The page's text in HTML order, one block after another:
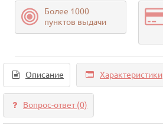
Более 1000
пунктов выдачи
Описание Характеристики
Вопрос-ответ(0)